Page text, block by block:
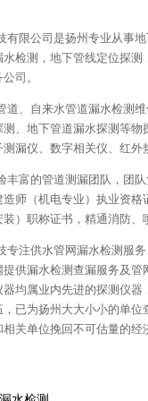
有限公司是扬州专业从事
水检测，地下管线定位探测
司。
道、自来水管道漏水检测
、地下管道漏水探测等物
漏仪、数字相关仪、红外
丰富的管道测漏团队，团
造师（机电专业）执业资格
）职称证书，精通消防、
专注供水管网漏水检测服
供漏水检测查漏服务及管
均属业内先进的探测仪器
已为扬州大大小小的单位
关单位挽回不可估量的经